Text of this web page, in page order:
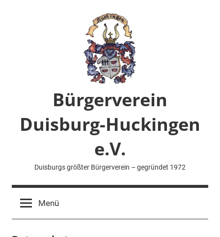
Bürgerverein
Duisburg-Huckingen
e.V.
Duisburgs größter Bürgerverein – gegründet 1972
Menü